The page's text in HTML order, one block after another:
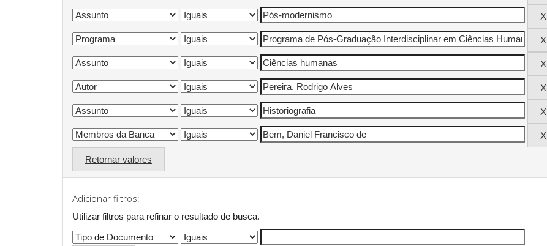
Retornar valores
Adicionar filtros:
Utilizar filtros para refinar o resultado de busca.